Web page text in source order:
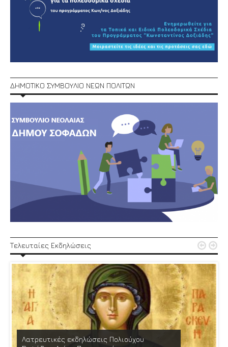
ΔΗΜΟΤΙΚΟ ΣΥΜΒΟΥΛΙΟ ΝΕΩΝ ΠΟΛΙΤΩΝ
Τελευταίες Εκδηλώσεις
Λατρευτικές εκδηλώσεις Πολιούχου
 